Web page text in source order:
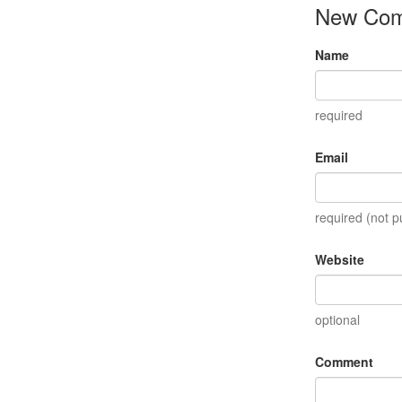
New
Name
required
Email
required (not
Website
optional
Comment